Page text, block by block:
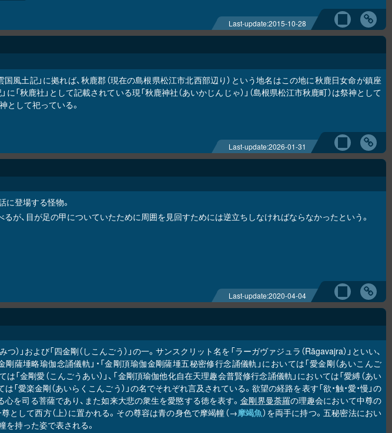
Last-update:2015-10-28
国風土記」に拠れば、秋鹿郡（現在の島根県松江市北西部辺り）という地名はこの地に秋鹿日女命が鎮座
「秋鹿社」として記載されている現「秋鹿神社（あいかじんじゃ）」（島根県松江市秋鹿町）は祭神として
として祀っている。
Last-update:2026-01-31
登場する怪物。
が、目が足の甲についていたために周囲を見回すためには逆立ちしなければならなかったという。
Last-update:2020-04-04
つ）」および「四金剛（しこんごう）」の一。サンスクリット名を「ラーガヴァジュラ（Rāgavajra）」といい、
薩埵略瑜伽念誦儀軌」・「金剛頂瑜伽金剛薩埵五秘密修行念誦儀軌」においては「愛金剛（あいこんご
は「金剛愛（こんごうあい）」、「金剛頂瑜伽他化自在天理趣会普賢修行念誦儀軌」においては「愛縛（あい
は「愛楽金剛（あいらくこんごう）」の名でそれぞれ言及されている。欲望の経路を表す「欲・触・愛・慢」の
心を司る菩薩であり、また如来大悲の衆生を愛愍する徳を表す。金剛界曼荼羅の理趣会において中尊の
尊として西方（上）に置かれる。その尊容は青の身色で摩竭幢（→摩竭魚）を両手に持つ。五秘密法におい
持った姿で表される。